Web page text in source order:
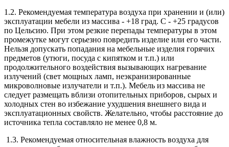
1.2. Рекомендуемая температура воздуха при хранении и (или)
эксплуатации мебели из массива - +18 град. С - +25 градусов
по Цельсию. При этом резкие перепады температуры в этом
промежутке могут серьезно повредить изделие или его части.
Нельзя допускать попадания на мебельные изделия горячих
предметов (утюги, посуда с кипятком и т.п.) или
продолжительного воздействия вызывающих нагревание
излучений (свет мощных ламп, неэкранизированные
микроволновые излучатели и т.п.). Мебель из массива не
следует размещать вблизи отопительных приборов, сырых и
холодных стен во избежание ухудшения внешнего вида и
эксплуатационных свойств. Желательно, чтобы расстояние до
источника тепла составляло не менее 0,8 м.
1.3. Рекомендуемая относительная влажность воздуха для